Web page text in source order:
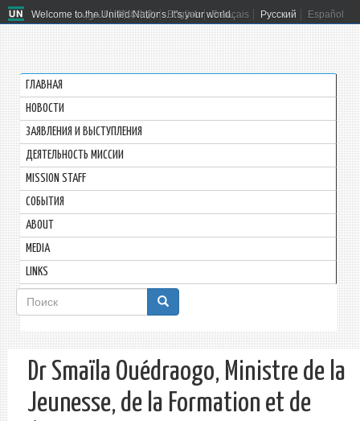
Welcome to the United Nations. It's your world.
العربية 简体中文 English Français Русский Español
ГЛАВНАЯ
HОВОСТИ
ЗАЯВЛЕНИЯ И ВЫСТУПЛЕНИЯ
ДЕЯТЕЛЬНОСТЬ МИССИИ
MISSION STAFF
СОБЫТИЯ
ABOUT
MEDIA
LINKS
Форма
поиска
Поиск
Dr Smaïla Ouédraogo, Ministre de la
Jeunesse, de la Formation et de